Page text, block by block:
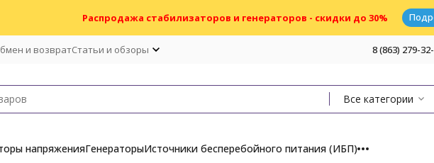
Распродажа стабилизаторов и генераторов - скидки до 30%
и возвратСтатьи и обзоры 8 (863) 279-
Все категории
напряженияГенераторыИсточники бесперебойного питания (ИБП)